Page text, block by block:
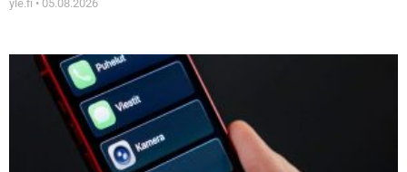
yle.fi 05.08.2026